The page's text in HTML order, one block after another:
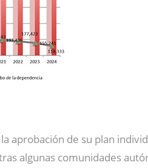
aprobación de su plan
algunas comunidades